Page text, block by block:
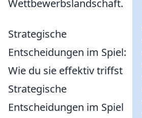
Wettbewerbslandschaft.
Strategische
Entscheidungen im Spiel:
Wie du sie effektiv triffst
Strategische
Entscheidungen im Spiel